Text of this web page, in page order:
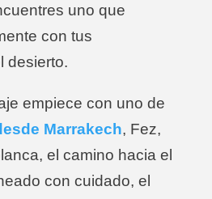
uno que
con tus
desierto.
empiece con uno de
Marrakech, Fez,
el camino hacia el
con cuidado, el